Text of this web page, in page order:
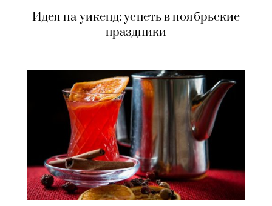
Идея на уикенд: успеть в ноябрьские
праздники